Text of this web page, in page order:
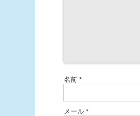
名前 *
メール *